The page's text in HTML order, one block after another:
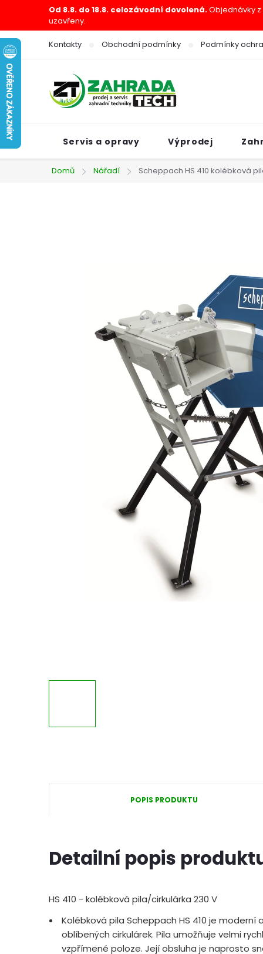
obsah
Od 8.8. do 18.8. celozávodní dovolená.Objednávky
uzavřeny.
Kontakty Obchodní podmínky Podmínky
Servis a opravy Výprodej
Domů Nářadí Scheppach HS 410 kolébková
POPIS PRODUKTU
Detailní popis
HS 410 - kolébková pila/cirkulárka 230 V
Kolébková pila Scheppach HS 410 je
oblíbených cirkulárek. Pila umožňuje velmi
vzpřímené poloze. Její obsluha je naprosto